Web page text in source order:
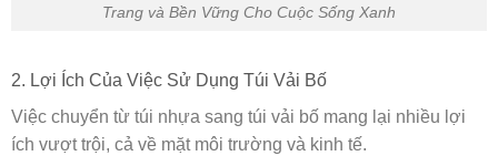
Trang và Bền Vững Cho Cuộc Sống Xanh
2. Lợi Ích Của Việc Sử Dụng Túi Vải Bố
Việc chuyển từ túi nhựa sang túi vải bố mang lại nhiều lợi
ích vượt trội, cả về mặt môi trường và kinh tế.